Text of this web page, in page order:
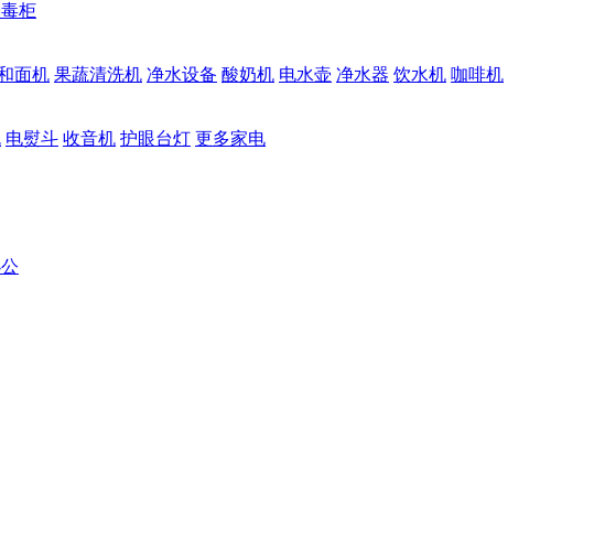
柜
面机 果蔬清洗机 净水设备 酸奶机 电水壶 净水器 饮水机 咖啡机
电熨斗 收音机 护眼台灯 更多家电